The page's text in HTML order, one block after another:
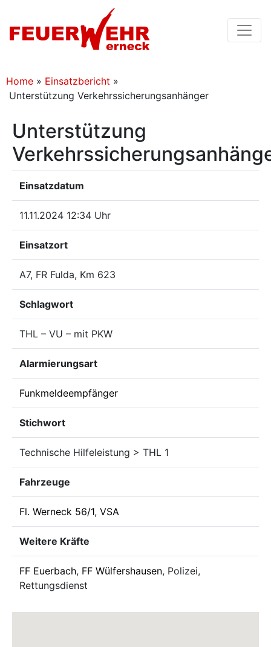
Home » Einsatzbericht »
Unterstützung Verkehrssicherungsanhänger
Unterstützung
Einsatzdatum
11.11.2024 12:34 Uhr
Einsatzort
A7, FR Fulda, Km 623
Schlagwort
THL – VU – mit PKW
Alarmierungsart
Funkmeldeempfänger
Stichwort
Technische Hilfeleistung > THL 1
Fahrzeuge
Fl. Werneck 56/1, VSA
Weitere Kräfte
FF Euerbach, FF Wülfershausen, Polizei,
Rettungsdienst